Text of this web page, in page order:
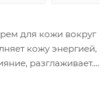
для кожи вокруг
кожу энергией,
разглаживает.